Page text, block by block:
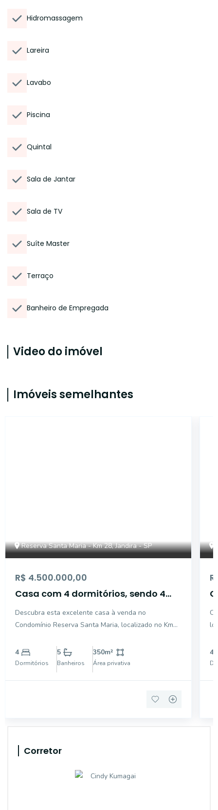
Hidromassagem
Lareira
Lavabo
Piscina
Quintal
Sala de Jantar
Sala de TV
Suíte Master
Terraço
Banheiro de Empregada
Video do imóvel
Imóveis semelhantes
Reserva Santa Maria - Km 28, Jandira - SP
R$ 4.500.000,00
Casa com 4 dormitórios, sendo 4
Descubra esta excelente casa à venda no
Condomínio Reserva Santa Maria, localizado no Km
contemporânea, projeto praticamente térreo e
acabamentos de alto padrão, o imóvel foi planejado
para oferecer conforto,
4
Dormitórios
5
Banheiros
350m²
Área privativa
4
Corretor